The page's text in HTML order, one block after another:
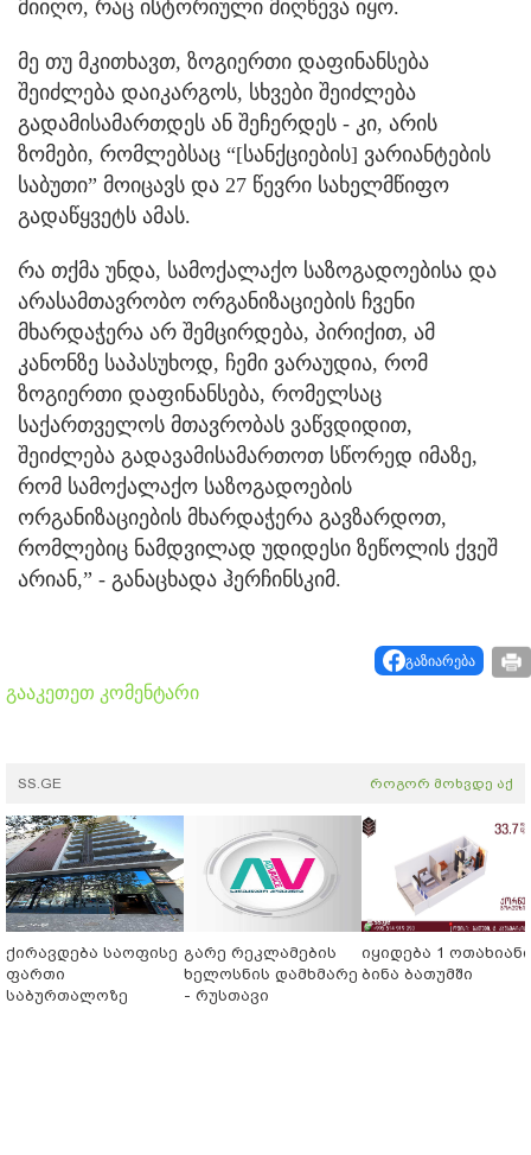
მიიღო, რაც ისტორიული მიღწევა იყო.
მე თუ მკითხავთ, ზოგიერთი დაფინანსება
შეიძლება დაიკარგოს, სხვები შეიძლება
გადამისამართდეს ან შეჩერდეს - კი, არის
ზომები, რომლებსაც “[სანქციების] ვარიანტების
საბუთი” მოიცავს და 27 წევრი სახელმწიფო
გადაწყვეტს ამას.
რა თქმა უნდა, სამოქალაქო საზოგადოებისა და
არასამთავრობო ორგანიზაციების ჩვენი
მხარდაჭერა არ შემცირდება, პირიქით, ამ
კანონზე საპასუხოდ, ჩემი ვარაუდია, რომ
ზოგიერთი დაფინანსება, რომელსაც
საქართველოს მთავრობას ვაწვდიდით,
შეიძლება გადავამისამართოთ სწორედ იმაზე,
რომ სამოქალაქო საზოგადოების
ორგანიზაციების მხარდაჭერა გავზარდოთ,
რომლებიც ნამდვილად უდიდესი ზეწოლის ქვეშ
არიან,” - განაცხადა ჰერჩინსკიმ.
გაზიარება
გააკეთეთ კომენტარი
SS.GE როგორ მოხვდე აქ
ქირავდება საოფისე
ფართი
საბურთალოზე
გარე რეკლამების
ხელოსნის დამხმარე
- რუსთავი
იყიდება 1 ოთახიანი
ბინა ბათუმში